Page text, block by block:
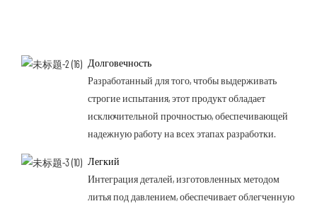
Долговечность
Разработанный для того, чтобы выдерживать
строгие испытания, этот продукт обладает
исключительной прочностью, обеспечивающей
надежную работу на всех этапах разработки.
Легкий
Интеграция деталей, изготовленных методом
литья под давлением, обеспечивает облегченную